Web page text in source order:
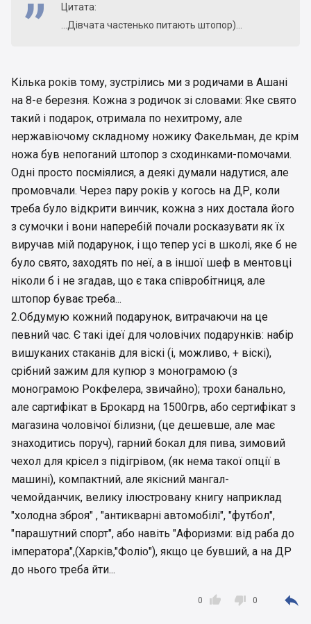
Цитата:
...Дівчата частенько питають штопор)...
Кілька років тому, зустрілись ми з родичами в Ашані
на 8-е березня. Кожна з родичок зі словами: Яке свято
такий і подарок, отримала по нехитрому, але
нержавіючому складному ножику Факельман, де крім
ножа був непоганий штопор з сходинками-помочами.
Одні просто посміялися, а деякі думали надутися, але
промовчали. Через пару років у когось на ДР, коли
треба було відкрити винчик, кожна з них достала його
з сумочки і вони наперебій почали росказувати як їх
виручав мій подарунок, і що тепер усі в школі, яке б не
було свято, заходять по неї, а в іншої шеф в ментовці
ніколи б і не згадав, що є така співробітниця, але
штопор буває треба...
2.Обдумую кожний подарунок, витрачаючи на це
певний час. Є такі ідеї для чоловічих подарунків: набір
вишуканих стаканів для віскі (і, можливо, + віскі),
срібний зажим для купюр з монограмою (з
монограмою Рокфелера, звичайно); трохи банально,
але сартифікат в Брокард на 1500грв, або сертифікат з
магазина чоловічої білизни, (це дешевше, але має
знаходитись поруч), гарний бокал для пива, зимовий
чехол для крісел з підігрівом, (як нема такої опції в
машині), компактний, але якісний мангал-
чемойданчик, велику ілюстровану книгу наприклад
"холодна зброя" , "антикварні автомобілі", "футбол",
"парашутний спорт", або навіть "Афоризми: від раба до
імператора",(Харків,"Фоліо"), якщо це бувший, а на ДР
до нього треба йти...

0  0 